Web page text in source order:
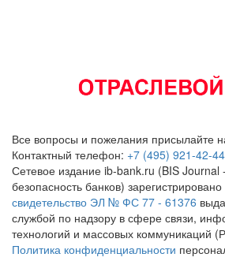
Все вопросы и пожелания присылайте
Контактный телефон: +7 (495) 921-42-44
Сетевое издание ib-bank.ru (BIS
безопасность банков)
свидетельство ЭЛ № ФС 77 - 61376
службой по надзору в сфере связи,
технологий и массовых коммуникаций
Политика конфиденциальности